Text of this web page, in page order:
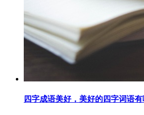
四字成语美好，美好的四字词语